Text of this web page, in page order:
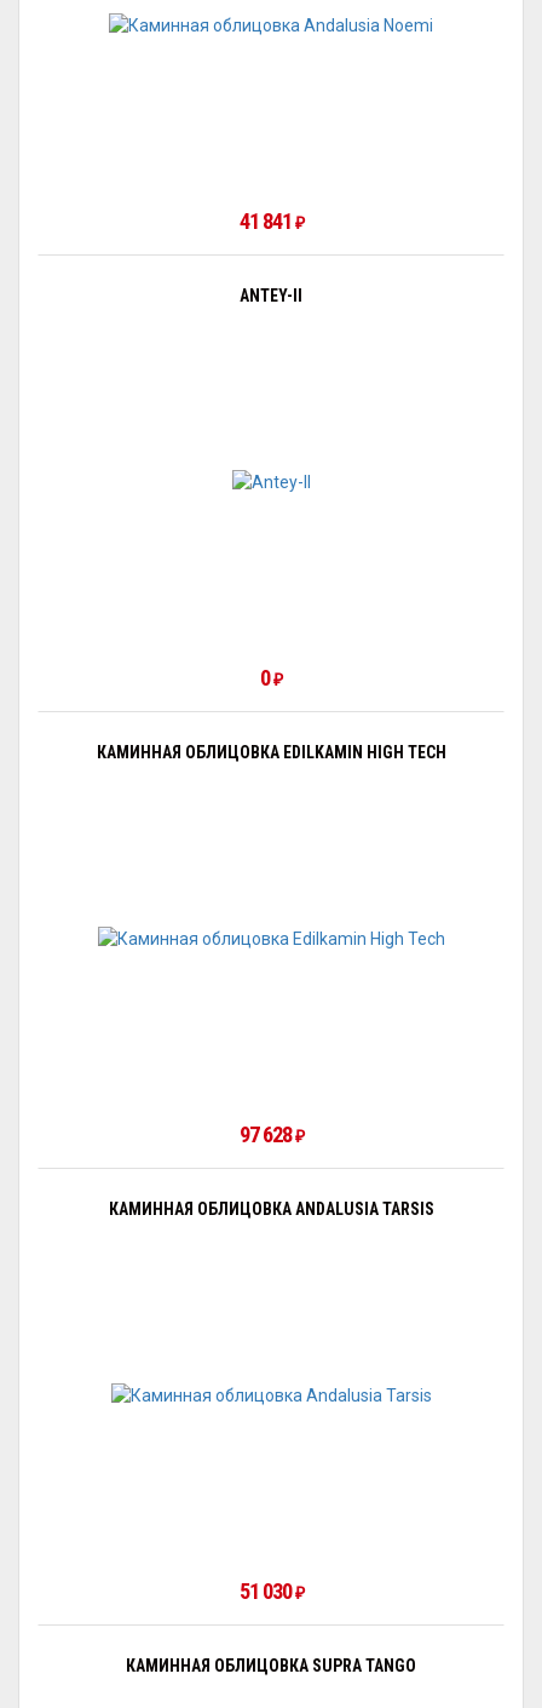
41 841 ₽
ANTEY-II
0 ₽
КАМИННАЯ ОБЛИЦОВКА EDILKAMIN HIGH TECH
97 628 ₽
КАМИННАЯ ОБЛИЦОВКА ANDALUSIA TARSIS
51 030 ₽
КАМИННАЯ ОБЛИЦОВКА SUPRA TANGO